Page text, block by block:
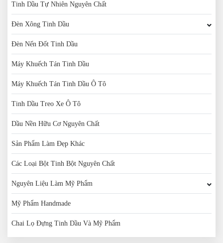
Tinh Dầu Tự Nhiên Nguyên Chất
Đèn Xông Tinh Dầu
Đèn Nến Đốt Tinh Dầu
Máy Khuếch Tán Tinh Dầu
Máy Khuếch Tán Tinh Dầu Ô Tô
Tinh Dầu Treo Xe Ô Tô
Dầu Nền Hữu Cơ Nguyên Chất
Sản Phẩm Làm Đẹp Khác
Các Loại Bột Tinh Bột Nguyên Chất
Nguyên Liệu Làm Mỹ Phẩm
Mỹ Phẩm Handmade
Chai Lọ Đựng Tinh Dầu Và Mỹ Phẩm